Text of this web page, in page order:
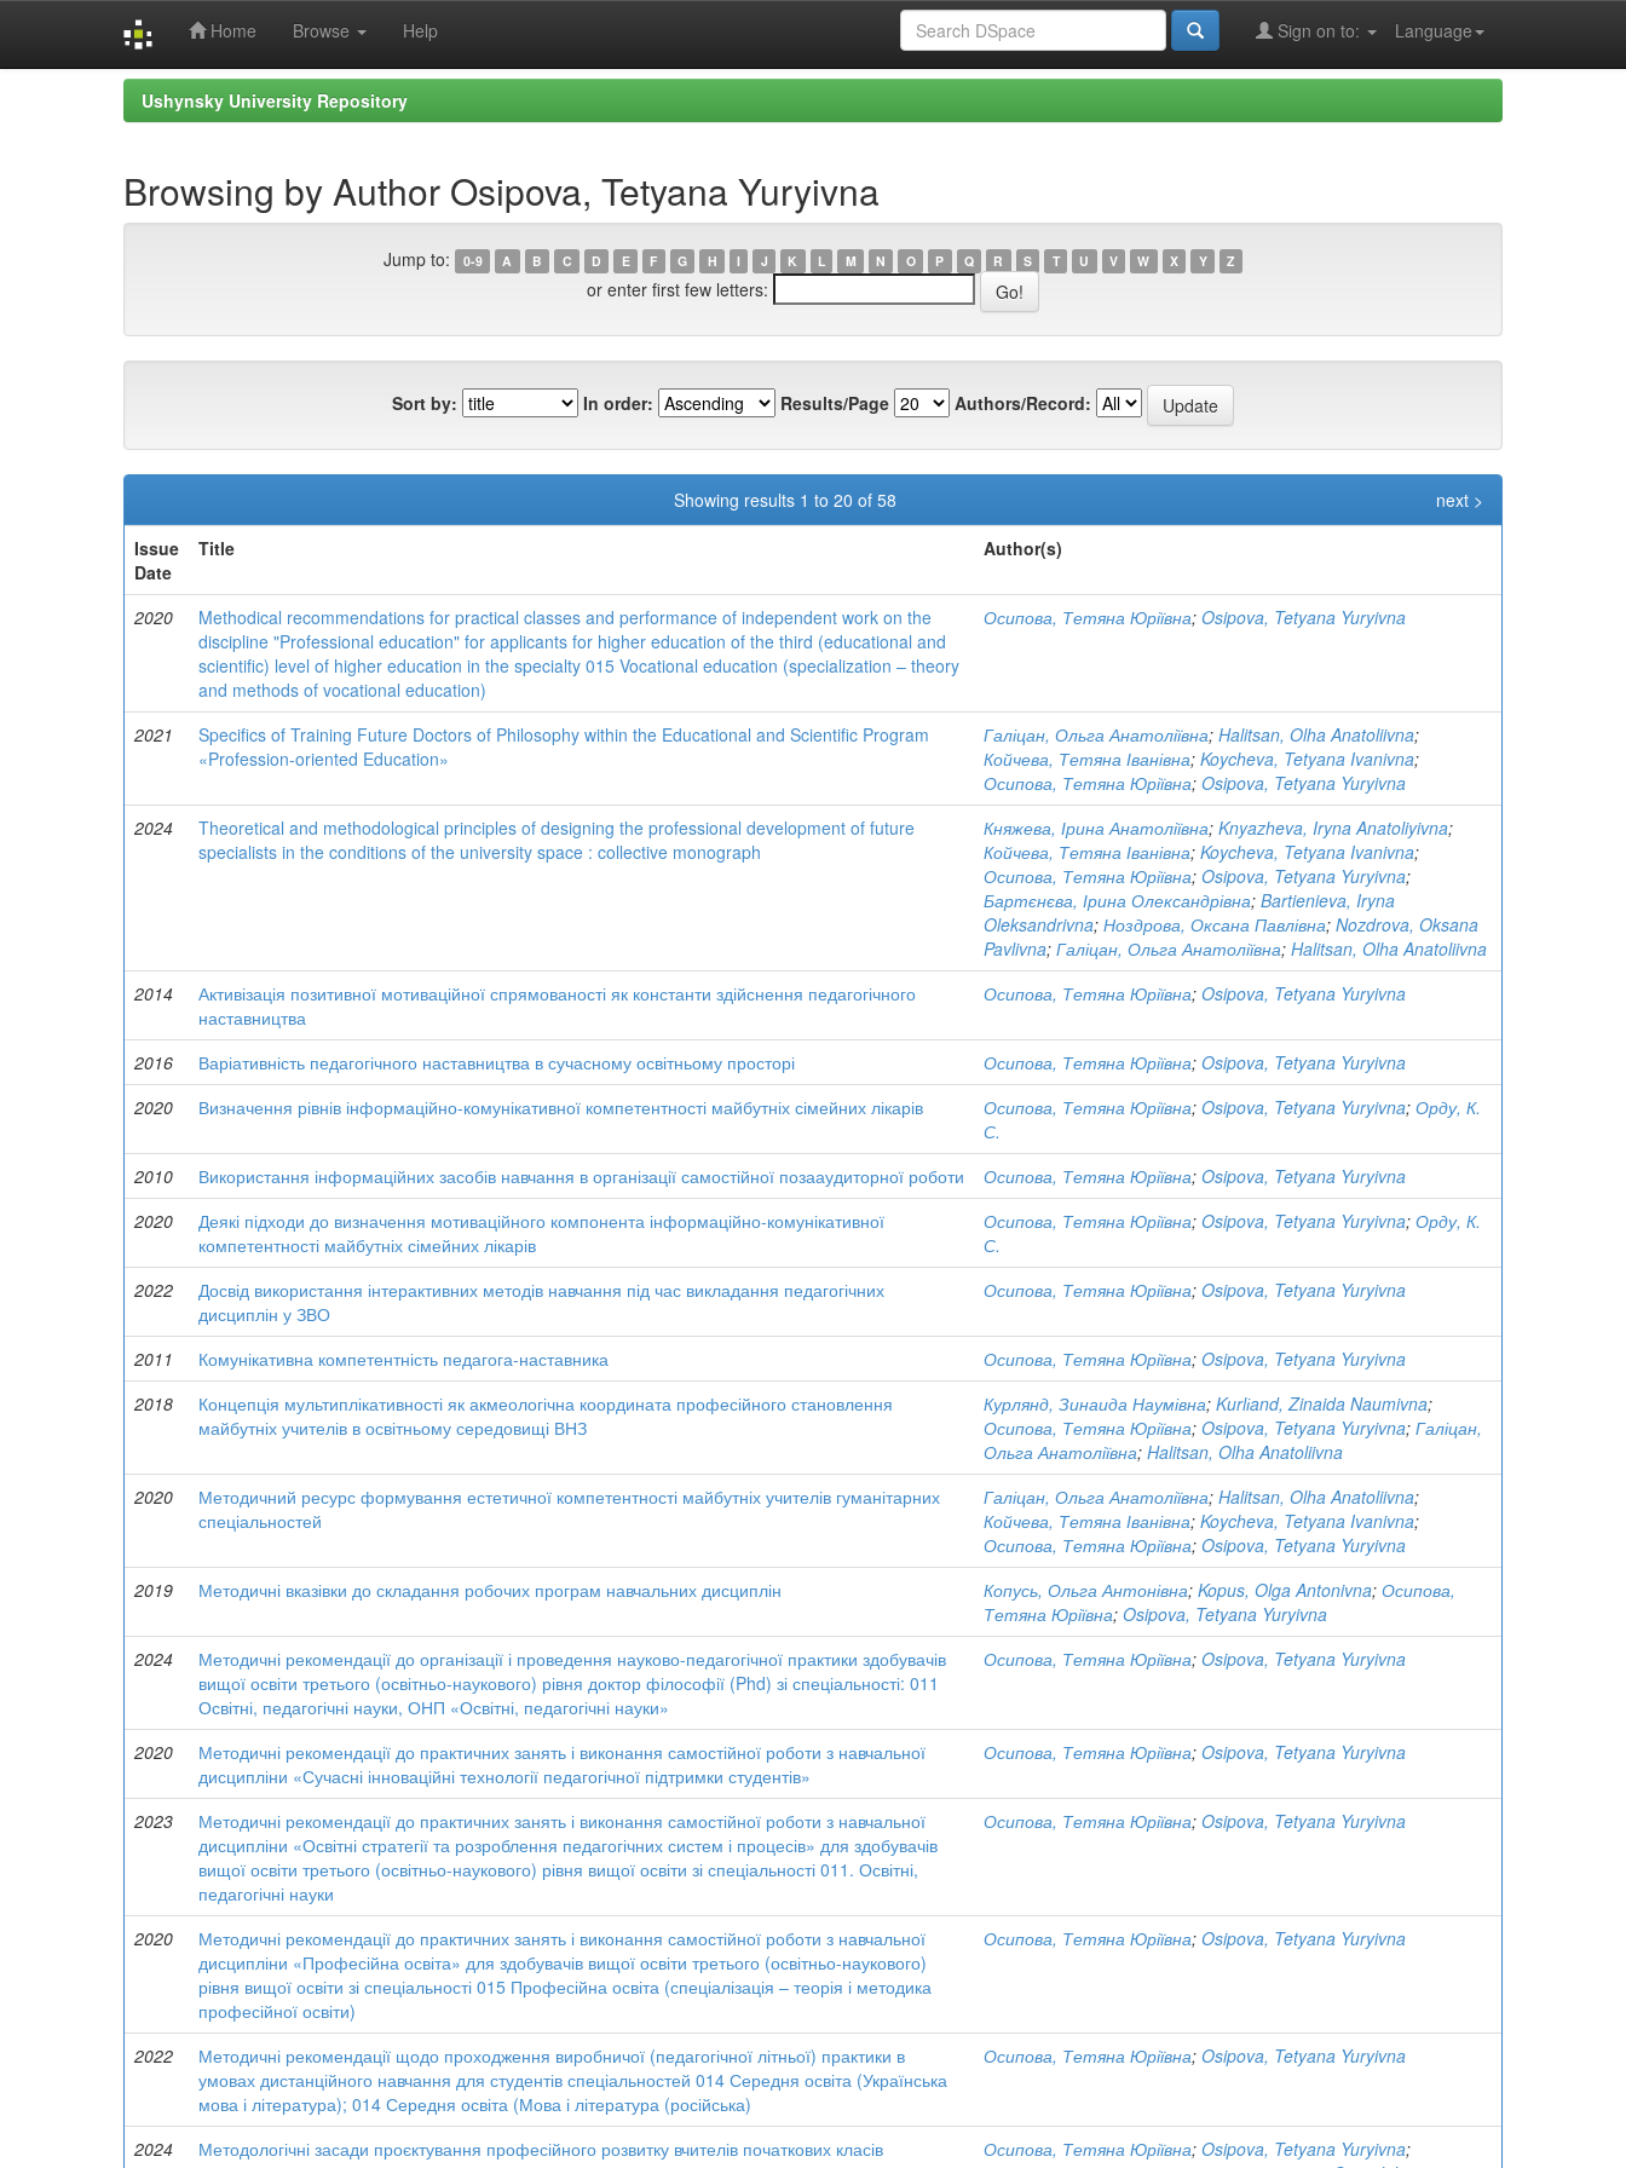
Home Browse Help Language
Sign on to:
Ushynsky University Repository
Browsing by Author Osipova, Tetyana Yuryivna
Jump to: 0-9 A B C D E F G H I J K L M N O P Q R S T U V W X Y Z
or enter first few letters:
Sort by: In order: Results/Page Authors/Record:
Showing results 1 to 20 of 58
next >
Issue
Date
Title Author(s)
2020
Methodical recommendations for practical classes and performance of independent work on the
discipline "Professional education" for applicants for higher education of the third (educational and
scientific) level of higher education in the specialty 015 Vocational education (specialization – theory
and methods of vocational education)
Осипова, Тетяна Юріївна; Osipova, Tetyana Yuryivna
2021
Specifics of Training Future Doctors of Philosophy within the Educational and Scientific Program
«Profession-oriented Education»
Галіцан, Ольга Анатоліївна; Halitsan, Olha Anatoliivna;
Койчева, Тетяна Іванівна; Koycheva, Tetyana Ivanivna;
Осипова, Тетяна Юріївна; Osipova, Tetyana Yuryivna
2024
Theoretical and methodological principles of designing the professional development of future
specialists in the conditions of the university space : collective monograph
Княжева, Ірина Анатоліївна; Knyazheva, Iryna Anatoliyivna;
Койчева, Тетяна Іванівна; Koycheva, Tetyana Ivanivna;
Осипова, Тетяна Юріївна; Osipova, Tetyana Yuryivna;
Бартєнєва, Ірина Олександрівна; Bartienieva, Iryna
Oleksandrivna; Ноздрова, Оксана Павлівна; Nozdrova, Oksana
Pavlivna; Галіцан, Ольга Анатоліївна; Halitsan, Olha Anatoliivna
2014
Активізація позитивної мотиваційної спрямованості як константи здійснення педагогічного
наставництва
Осипова, Тетяна Юріївна; Osipova, Tetyana Yuryivna
2016 Варіативність педагогічного наставництва в сучасному освітньому просторі Осипова, Тетяна Юріївна; Osipova, Tetyana Yuryivna
2020
Визначення рівнів інформаційно-комунікативної компетентності майбутніх сімейних лікарів Осипова, Тетяна Юріївна; Osipova, Tetyana Yuryivna; Орду, К.
С.
2010
Використання інформаційних засобів навчання в організації самостійної позааудиторної роботи Осипова, Тетяна Юріївна; Osipova, Tetyana Yuryivna
2020
Деякі підходи до визначення мотиваційного компонента інформаційно-комунікативної
компетентності майбутніх сімейних лікарів
Осипова, Тетяна Юріївна; Osipova, Tetyana Yuryivna; Орду, К.
С.
2022
Досвід використання інтерактивних методів навчання під час викладання педагогічних
дисциплін у ЗВО
Осипова, Тетяна Юріївна; Osipova, Tetyana Yuryivna
2011 Комунікативна компетентність педагога-наставника Осипова, Тетяна Юріївна; Osipova, Tetyana Yuryivna
2018
Концепція мультиплікативності як акмеологічна координата професійного становлення
майбутніх учителів в освітньому середовищі ВНЗ
Курлянд, Зинаида Наумівна; Kurlіand, Zinaida Naumivna;
Осипова, Тетяна Юріївна; Osipova, Tetyana Yuryivna; Галіцан,
Ольга Анатоліївна; Halitsan, Olha Anatoliivna
2020
Методичний ресурс формування естетичної компетентності майбутніх учителів гуманітарних
спеціальностей
Галіцан, Ольга Анатоліївна; Halitsan, Olha Anatoliivna;
Койчева, Тетяна Іванівна; Koycheva, Tetyana Ivanivna;
Осипова, Тетяна Юріївна; Osipova, Tetyana Yuryivna
2019
Методичні вказівки до складання робочих програм навчальних дисциплін Копусь, Ольга Антонівна; Kopus, Olga Antonivna; Осипова,
Тетяна Юріївна; Osipova, Tetyana Yuryivna
2024
Методичні рекомендації до організації і проведення науково-педагогічної практики здобувачів
вищої освіти третього (освітньо-наукового) рівня доктор філософії (Phd) зі спеціальності: 011
Освітні, педагогічні науки, ОНП «Освітні, педагогічні науки»
Осипова, Тетяна Юріївна; Osipova, Tetyana Yuryivna
2020
Методичні рекомендації до практичних занять і виконання самостійної роботи з навчальної
дисципліни «Сучасні інноваційні технології педагогічної підтримки студентів»
Осипова, Тетяна Юріївна; Osipova, Tetyana Yuryivna
2023
Методичні рекомендації до практичних занять і виконання самостійної роботи з навчальної
дисципліни «Освітні стратегії та розроблення педагогічних систем і процесів» для здобувачів
вищої освіти третього (освітньо-наукового) рівня вищої освіти зі спеціальності 011. Освітні,
педагогічні науки
Осипова, Тетяна Юріївна; Osipova, Tetyana Yuryivna
2020
Методичні рекомендації до практичних занять і виконання самостійної роботи з навчальної
дисципліни «Професійна освіта» для здобувачів вищої освіти третього (освітньо-наукового)
рівня вищої освіти зі спеціальності 015 Професійна освіта (спеціалізація – теорія і методика
професійної освіти)
Осипова, Тетяна Юріївна; Osipova, Tetyana Yuryivna
2022
Методичні рекомендації щодо проходження виробничої (педагогічної літньої) практики в
умовах дистанційного навчання для студентів спеціальностей 014 Середня освіта (Українська
мова і література); 014 Середня освіта (Мова і література (російська)
Осипова, Тетяна Юріївна; Osipova, Tetyana Yuryivna
2024 Методологічні засади проєктування професійного розвитку вчителів початкових класів Осипова, Тетяна Юріївна; Osipova, Tetyana Yuryivna;